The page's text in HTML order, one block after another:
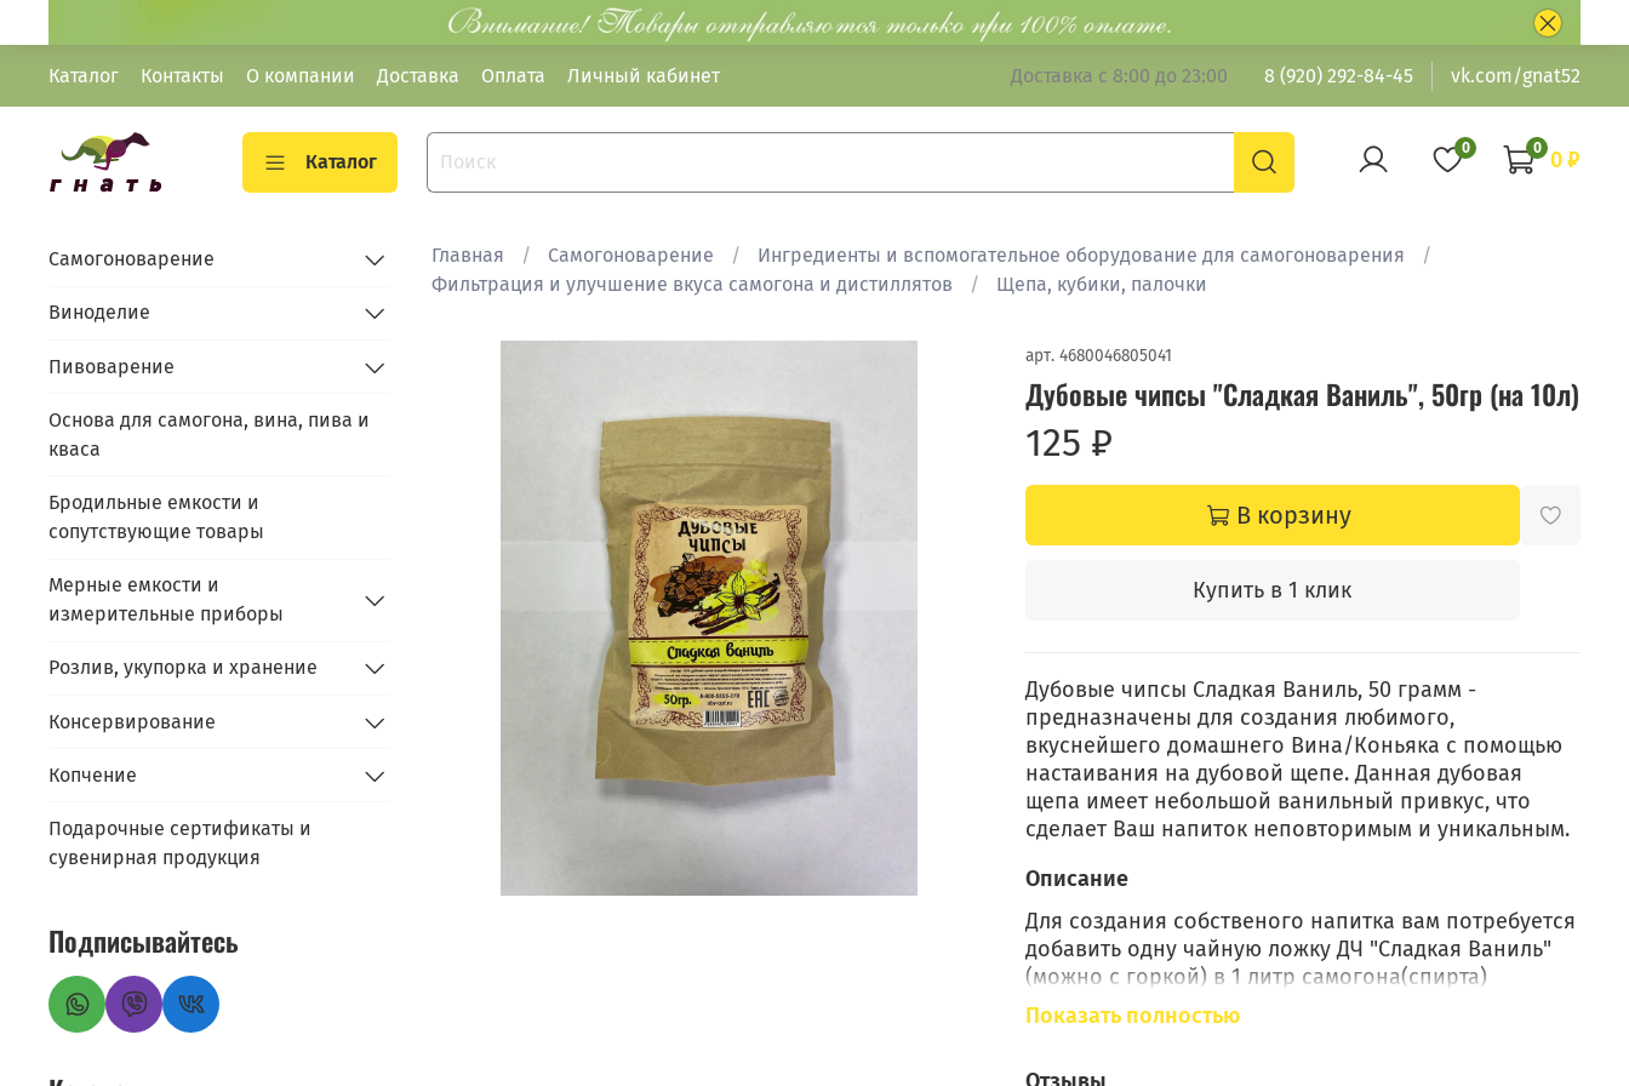
Каталог Контакты О компании Доставка Оплата Личный кабинет Доставка с 8:00 до 23:00 8 (920) 292-84-45 vk.com/gnat52
Каталог
0 0 0 ₽
Главная Самогоноварение
Ингредиенты и вспомогательное оборудование для самогоноварения
Фильтрация и улучшение вкуса самогона и дистиллятов
Щепа, кубики, палочки
арт. 4680046805041
Дубовые чипсы "Сладкая Ваниль", 50гр (на 10л)
125 ₽
В корзину
Купить в 1 клик
Дубовые чипсы Сладкая Ваниль, 50 грамм -
предназначены для создания любимого,
вкуснейшего домашнего Вина/Коньяка с помощью
настаивания на дубовой щепе. Данная дубовая
щепа имеет небольшой ванильный привкус, что
сделает Ваш напиток неповторимым и уникальным.
Описание
Для создания собственого напитка вам потребуется
добавить одну чайную ложку ДЧ "Сладкая Ваниль"
(можно с горкой) в 1 литр самогона(спирта)
крепостью 40-50 об., настаивать напиток
Степень обжига дубовой щепы - средняя
Показать полностью
Самогоноварение
Виноделие
Пивоварение
Основа для самогона, вина, пива и
кваса
Бродильные емкости и
сопутствующие товары
Мерные емкости и
измерительные приборы
Розлив, укупорка и хранение
Консервирование
Копчение
Подарочные сертификаты и
сувенирная продукция
Подписывайтесь